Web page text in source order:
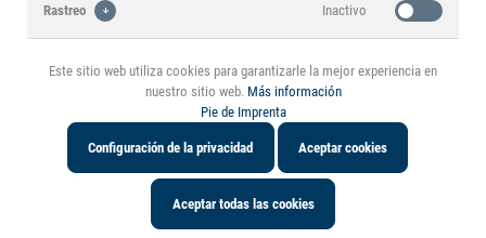
Banco de trabajo "Nordic"
11375
Rastreo Inactivo
Este sitio web utiliza cookies para garantizarle la mejor experiencia en
nuestro sitio web. Más información
Pie de Imprenta
Configuración de la privacidad Aceptar cookies
Aceptar todas las cookies